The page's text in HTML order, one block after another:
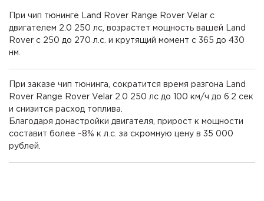
При чип тюнинге Land Rover Range Rover Velar с
двигателем 2.0 250 лс, возрастет мощность вашей Land
Rover с 250 до 270 л.с. и крутящий момент с 365 до 430
нм.
При заказе чип тюнинга, сократится время разгона Land
Rover Range Rover Velar 2.0 250 лс до 100 км/ч до 6.2 сек
и снизится расход топлива.
Благодаря донастройки двигателя, прирост к мощности
составит более ~8% к л.с. за скромную цену в 35 000
рублей.